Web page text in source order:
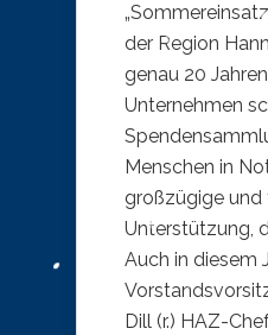
der Region
genau 20
Unternehmen
Menschen in
großzügige und
Unterstützung,
Auch in diesem
Dill (r.) HAZ-